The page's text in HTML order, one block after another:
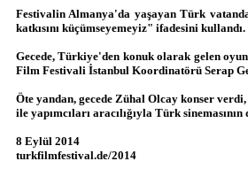
Festivalin Almanya'da yaşayan Türk
katkısını küçümseyemeyiz" ifadesini
Gecede, Türkiye'den konuk olarak gelen
Film Festivali İstanbul Koordinatörü Serap
Öte yandan, gecede Zühal Olcay konser
ile yapımcıları aracılığıyla Türk
8 Eylül 2014
turkfilmfestival.de/2014